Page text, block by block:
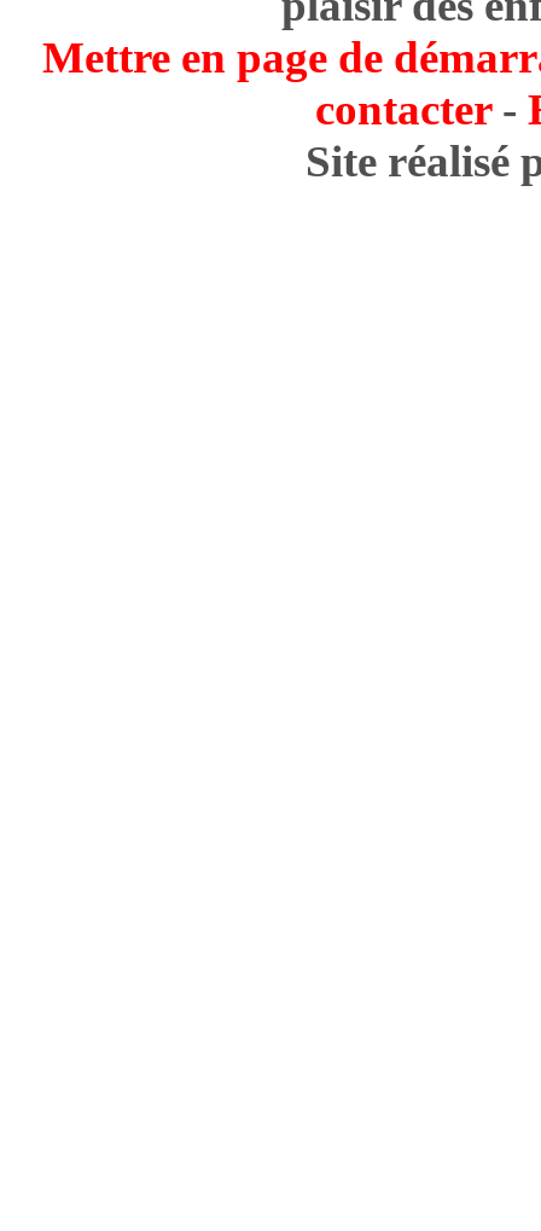
Mettre en page de
contacter-
Site réalisé